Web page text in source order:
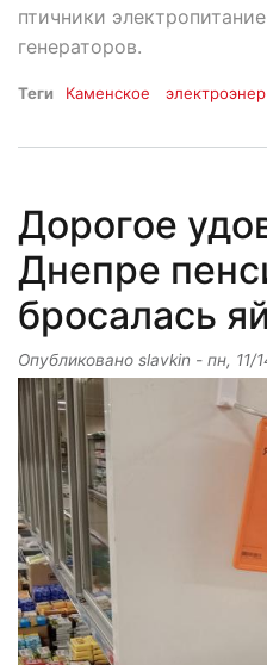
птичники
генераторов.
Теги Каменское
Дорогое
Днепре
бросалась
Опубликовано slavkin - пн, 11/